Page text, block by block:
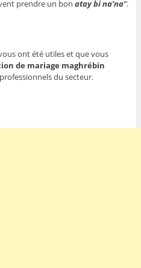
prendre un bon atay bi na’na’‘.
ont été utiles et que vous
de mariage maghrébin
du secteur.